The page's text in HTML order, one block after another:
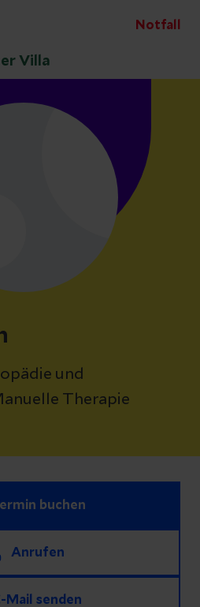
Notfall
Villa
und
Therapie
buchen
Anrufen
Mail senden